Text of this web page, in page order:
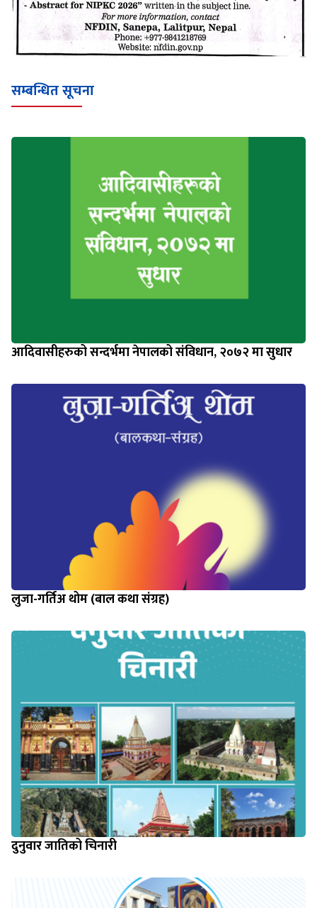
सम्बन्धित सूचना
आदिवासीहरुको सन्दर्भमा नेपालको संविधान, २०७२ मा सुधार
लुजा-गर्तिअ थोम (बाल कथा संग्रह)
दुनुवार जातिको चिनारी